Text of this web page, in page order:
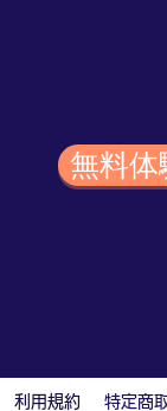
無料
利用規約 特定商